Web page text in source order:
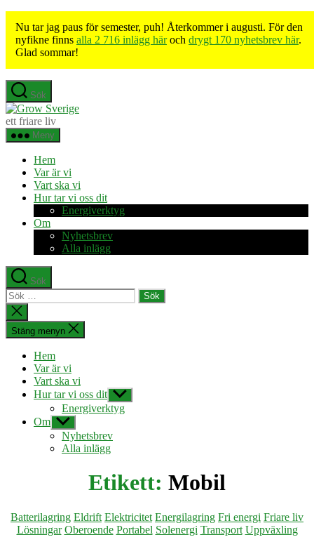
Nu tar jag paus för semester, puh! Återkommer i augusti. För den
nyfikne finns alla 2 716 inlägg häroch drygt 170 nyhetsbrev här.
Glad sommar!
Hoppa
till
innehåll
Sök
Grow
ett friare liv
Meny
Hem
Var är vi
Vart ska vi
Hur tar vi oss dit
Energiverktyg
Om
Nyhetsbrev
Alla inlägg
Sök
Sök
efter:
Stäng
sökningen
Stäng menyn
Hem
Var är vi
Vart ska vi
Hur tar vi oss dit Visa
undermeny
Energiverktyg
Om Visa
undermeny
Nyhetsbrev
Alla inlägg
Etikett: Mobil
Kategorier
Batterilagring Eldrift Elektricitet Energilagring Fri energi Friare liv
Lösningar Oberoende Portabel Solenergi Transport Uppväxling